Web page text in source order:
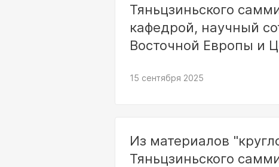
Тяньцзиньского
кафедрой, научный
Восточной Европы и
15 сентября 2025
Из материалов
Тяньцзиньского